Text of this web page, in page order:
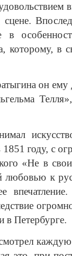
в
которому, в
он ему
году, с
«Не в
любовью к
в Петербурге.